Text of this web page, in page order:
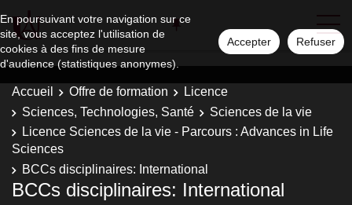
En poursuivant votre navigation sur ce
site, vous acceptez l'utilisation de
cookies à des fins de mesure
d'audience (statistiques anonymes).
Accepter Refuser
Accueil Offre de formation
Licence
Sciences, Technologies, Santé
Sciences de la vie
Licence Sciences de la vie - Parcours : Advances in Life
Sciences
BCCs disciplinaires: International
BCCs disciplinaires: International